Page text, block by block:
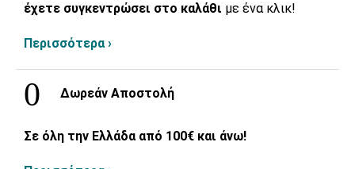
έχετε συγκεντρώσει στο καλάθι με ένα κλικ!
Περισσότερα ›
Δωρεάν Αποστολή
Σε όλη την Ελλάδα από 100€ και άνω!